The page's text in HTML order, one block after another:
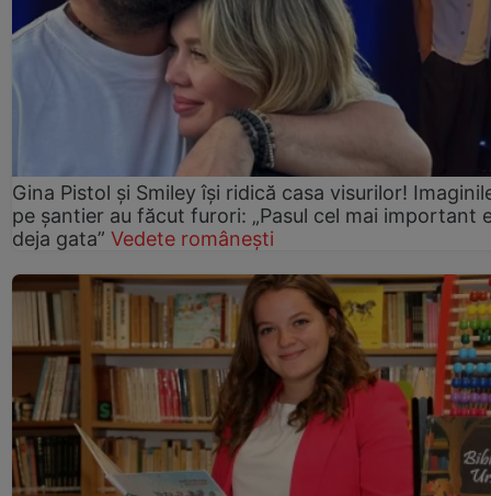
Gina Pistol și Smiley își ridică casa visurilor!
pe șantier au făcut furori: „Pasul cel mai important
deja gata” Vedete românești